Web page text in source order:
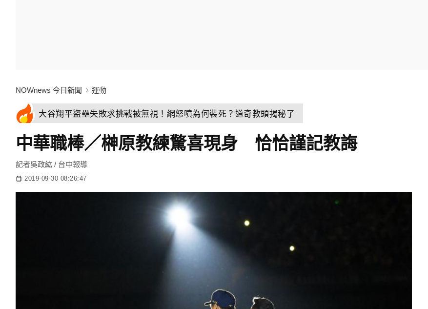
NOWnews 今日新聞 運動
大谷翔平盜壘失敗求挑戰被無視！網怒噴為何裝死？道奇教頭揭秘了
中華職棒／榊原教練驚喜現身 恰恰謹記教誨
記者吳政紘 / 台中報導
2019-09-30 08:26:47